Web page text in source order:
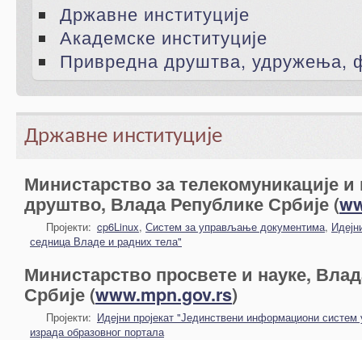
Државне институције
Академске институције
Привредна друштва, удружења,
Државне институције
Министарство за телекомуникације
друштво, Влада Републике Србије (
Пројекти: cp6Linux, Систем за управљање документима,
седница Владе и радних тела"
Министарство просвете и науке,
Србије (www.mpn.gov.rs)
Пројекти: Идејни пројекат "Јединствени информациони систем
израда образовног портала